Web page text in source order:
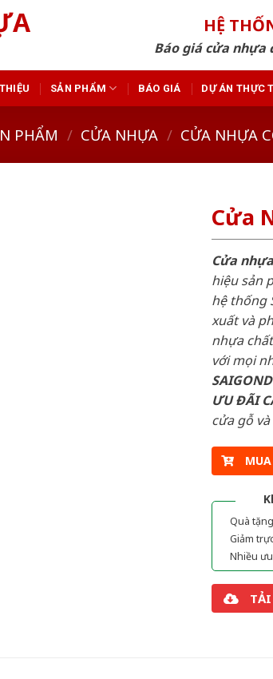
HỆ
Báo giá cửa nhựa
SẢN PHẨM BÁO GIÁ DỰ ÁN THỰC
PHẨM / CỬA NHỰA / CỬA NHỰA
Cửa
Cửa
hiệu sản
hệ thống
xuất và
nhựa
với mọi
ƯU ĐÃI
cửa gỗ
Quà
Giảm
Nhiều
TẢI